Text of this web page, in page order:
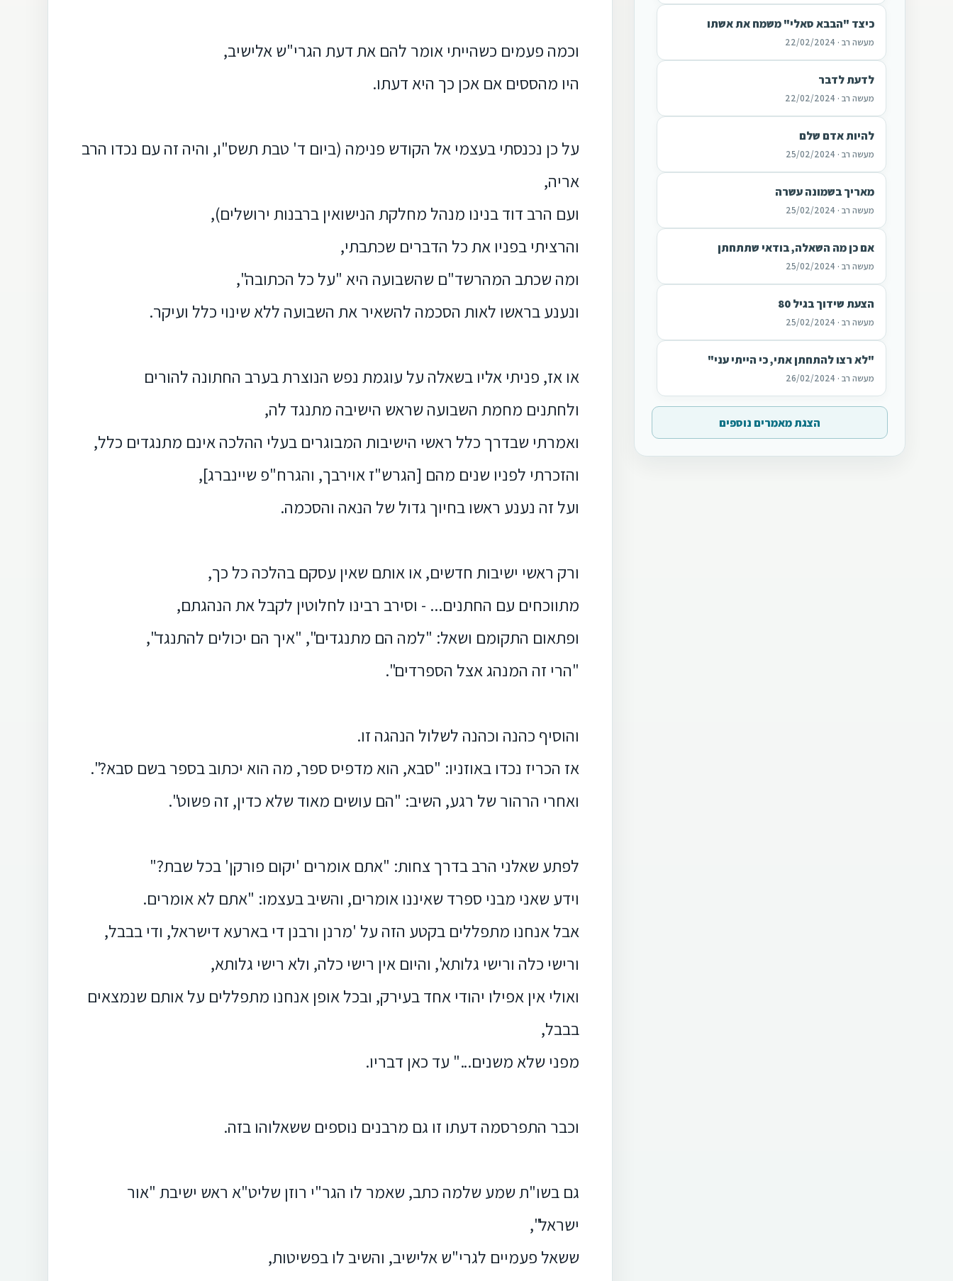
כיצד "הבבא סאלי" משמח את אשתו
מעשה רב · 22/02/2024
לדעת לדבר
מעשה רב · 22/02/2024
להיות אדם שלם
מעשה רב · 25/02/2024
מאריך בשמונה עשרה
מעשה רב · 25/02/2024
אם כן מה השאלה, בודאי שתתחתן
מעשה רב · 25/02/2024
הצעת שידוך בגיל 80
מעשה רב · 25/02/2024
"לא רצו להתחתן אתי, כי הייתי עני"
מעשה רב · 26/02/2024
הצגת מאמרים נוספים
וכמה פעמים כשהייתי אומר להם את דעת הגרי"ש אלישיב,
היו מהססים אם אכן כך היא דעתו.
על כן נכנסתי בעצמי אל הקודש פנימה (ביום ד' טבת תשס"ו, והיה זה עם נכדו הרב
אריה,
ועם הרב דוד בנינו מנהל מחלקת הנישואין ברבנות ירושלים),
והרציתי בפניו את כל הדברים שכתבתי,
ומה שכתב המהרשד"ם שהשבועה היא "על כל הכתובה",
ונענע בראשו לאות הסכמה להשאיר את השבועה ללא שינוי כלל ועיקר.
או אז, פניתי אליו בשאלה על עוגמת נפש הנוצרת בערב החתונה להורים
ולחתנים מחמת השבועה שראש הישיבה מתנגד לה,
ואמרתי שבדרך כלל ראשי הישיבות המבוגרים בעלי ההלכה אינם מתנגדים כלל,
והזכרתי לפניו שנים מהם [הגרש"ז אוירבך, והגרח"פ שיינברג],
ועל זה נענע ראשו בחיוך גדול של הנאה והסכמה.
ורק ראשי ישיבות חדשים, או אותם שאין עסקם בהלכה כל כך,
מתווכחים עם החתנים... - וסירב רבינו לחלוטין לקבל את הנהגתם,
ופתאום התקומם ושאל: "למה הם מתנגדים", "איך הם יכולים להתנגד",
"הרי זה המנהג אצל הספרדים".
והוסיף כהנה וכהנה לשלול הנהגה זו.
אז הכריז נכדו באוזניו: "סבא, הוא מדפיס ספר, מה הוא יכתוב בספר בשם סבא?".
ואחרי הרהור של רגע, השיב: "הם עושים מאוד שלא כדין, זה פשוט".
לפתע שאלני הרב בדרך צחות: "אתם אומרים 'יקום פורקן' בכל שבת?"
וידע שאני מבני ספרד שאיננו אומרים, והשיב בעצמו: "אתם לא אומרים.
אבל אנחנו מתפללים בקטע הזה על 'מרנן ורבנן די בארעא דישראל, ודי בבבל,
ורישי כלה ורישי גלותא', והיום אין רישי כלה, ולא רישי גלותא,
ואולי אין אפילו יהודי אחד בעירק, ובכל אופן אנחנו מתפללים על אותם שנמצאים
בבבל,
מפני שלא משנים..." עד כאן דבריו.
וכבר התפרסמה דעתו זו גם מרבנים נוספים ששאלוהו בזה.
גם בשו"ת שמע שלמה כתב, שאמר לו הגר"י רוזן שליט"א ראש ישיבת "אור
ישראל",
ששאל פעמיים לגרי"ש אלישיב, והשיב לו בפשיטות,